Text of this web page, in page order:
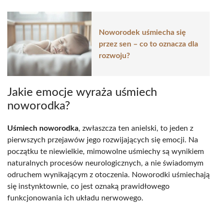
Noworodek uśmiecha się
przez sen – co to oznacza dla
rozwoju?
Jakie emocje wyraża uśmiech
noworodka?
Uśmiech noworodka, zwłaszcza ten anielski, to jeden z
pierwszych przejawów jego rozwijających się emocji. Na
początku te niewielkie, mimowolne uśmiechy są wynikiem
naturalnych procesów neurologicznych, a nie świadomym
odruchem wynikającym z otoczenia. Noworodki uśmiechają
się instynktownie, co jest oznaką prawidłowego
funkcjonowania ich układu nerwowego.